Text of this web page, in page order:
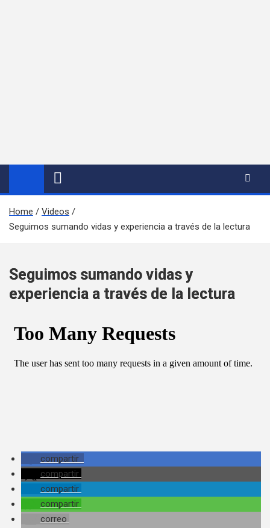
Home
Videos
Seguimos sumando vidas y experiencia a través de la lectura
Seguimos sumando vidas y
experiencia a través de la lectura
compartir
compartir
compartir
compartir
correo